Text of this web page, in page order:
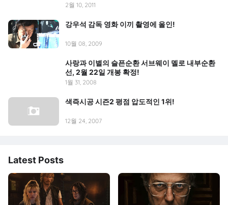
2월 10, 2011
강우석 감독 영화 이끼 촬영에 올인!
10월 08, 2009
사랑과 이별의 슬픈순환 서브웨이 멜로 내부순환
선, 2월 22일 개봉 확정!
1월 31, 2008
색즉시공 시즌2 평점 압도적인 1위!
12월 24, 2007
Latest Posts